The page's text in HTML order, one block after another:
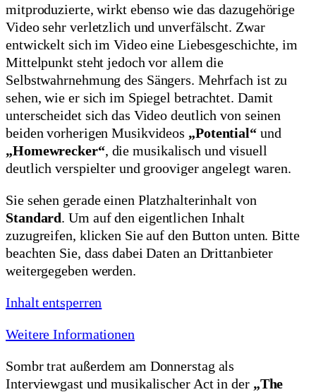
mitproduzierte, wirkt ebenso wie das dazugehörige
Video sehr verletzlich und unverfälscht. Zwar
entwickelt sich im Video eine Liebesgeschichte, im
Mittelpunkt steht jedoch vor allem die
Selbstwahrnehmung des Sängers. Mehrfach ist zu
sehen, wie er sich im Spiegel betrachtet. Damit
unterscheidet sich das Video deutlich von seinen
beiden vorherigen Musikvideos „Potential“und
„Homewrecker“, die musikalisch und visuell
deutlich verspielter und grooviger angelegt waren.
Sie sehen gerade einen Platzhalterinhalt von
Standard. Um auf den eigentlichen Inhalt
zuzugreifen, klicken Sie auf den Button unten. Bitte
beachten Sie, dass dabei Daten an Drittanbieter
weitergegeben werden.
Inhalt entsperren
Weitere Informationen
Sombr trat außerdem am Donnerstag als
Interviewgast und musikalischer Act in der „The